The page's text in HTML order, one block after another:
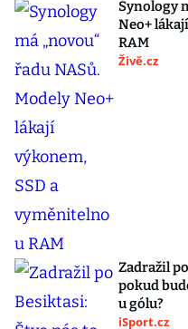
Synology
Neo+
RAM
Živě.cz
Zadražil
pokud
u gólu?
iSport.cz